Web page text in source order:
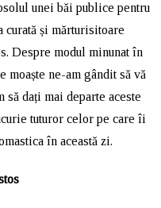
unei băi publice pentru
curată și mărturisitoare
Despre modul minunat în
moaște ne-am gândit să vă
să dați mai departe aceste
tuturor celor pe care îi
în această zi.